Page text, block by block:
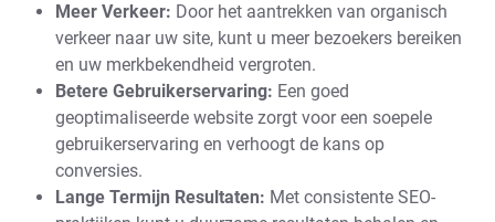
Meer Verkeer: Door het aantrekken van organisch
verkeer naar uw site, kunt u meer bezoekers bereiken
en uw merkbekendheid vergroten.
Betere Gebruikerservaring: Een goed
geoptimaliseerde website zorgt voor een soepele
gebruikerservaring en verhoogt de kans op
conversies.
Lange Termijn Resultaten: Met consistente SEO-